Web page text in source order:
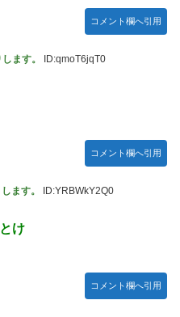
性接待報道、海外でも大騒ぎ
値がある」「国民や国が築
たTBS、避難所に取材班が押
太ももチラリｗｗｗｗｗｗｗｗ
せば核戦争が始まってしま
りの少女｣の魅力を語る！！！
ぱっぱぱん！」←
コメント欄へ引用
ます。 ID:qmoT6jqT0
コメント欄へ引用
ます。 ID:YRBWkY2Q0
け
コメント欄へ引用